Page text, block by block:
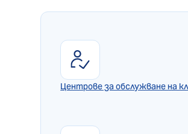
Центрове за обслужване на